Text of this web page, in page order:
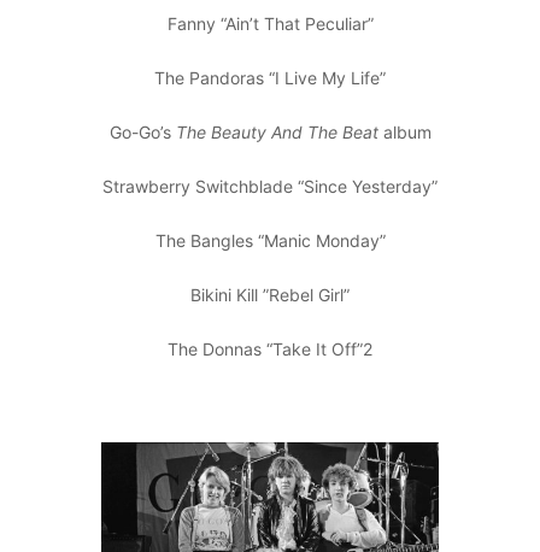
Fanny “Ain’t That Peculiar”
The Pandoras “I Live My Life”
Go-Go’s The Beauty And The Beat album
Strawberry Switchblade “Since Yesterday”
The Bangles “Manic Monday”
Bikini Kill ”Rebel Girl”
The Donnas “Take It Off”2